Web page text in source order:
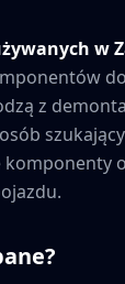
w
z
komponenty
?